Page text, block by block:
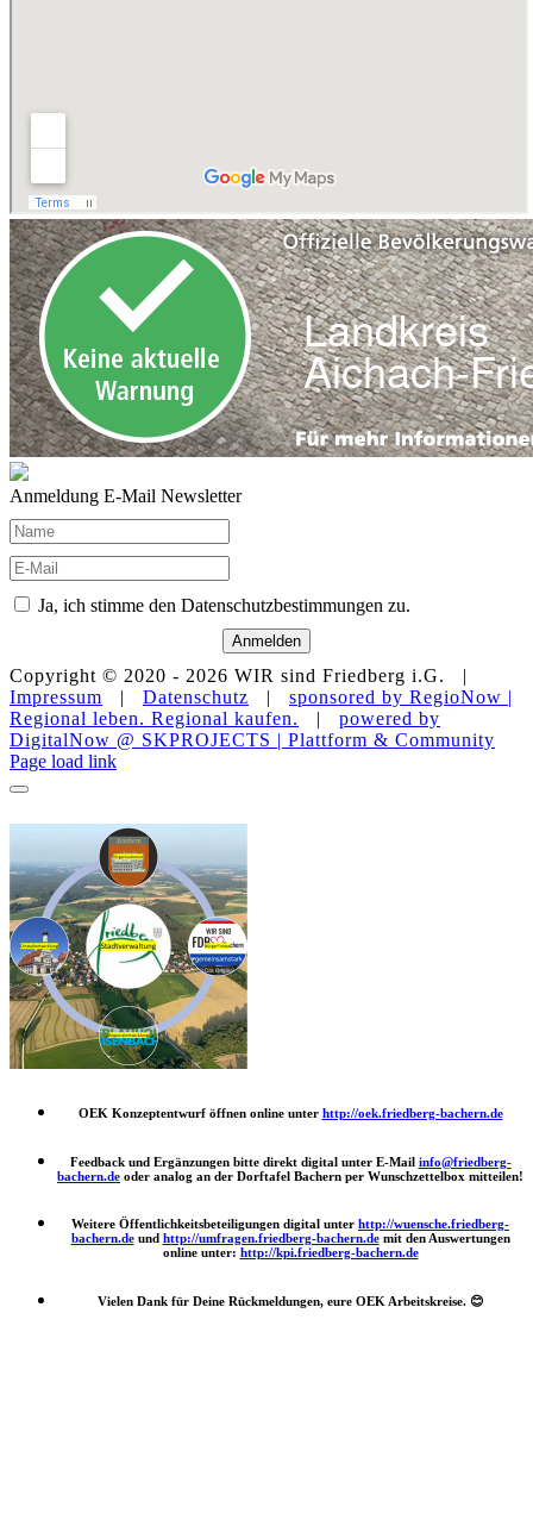
Anmeldung E-Mail Newsletter
Ja, ich stimme den Datenschutzbestimmungen zu.
Anmelden
Copyright © 2020 - 2026 WIR sind Friedberg i.G. |
Impressum | Datenschutz | sponsored by RegioNow |
Regional leben. Regional kaufen.
| powered by
DigitalNow @ SKPROJECTS | Plattform & Community
E-
Mail
WhatsApp
Facebook
Instagram
YouTube
Page load link
OEK Konzeptentwurf öffnen online unter http://oek.friedberg-bachern.de
Feedback und Ergänzungen bitte direkt digital unter E-Mail info@friedberg-
bachern.de oder analog an der Dorftafel Bachern per Wunschzettelbox mitteilen!
Weitere Öffentlichkeitsbeteiligungen digital unter http://wuensche.friedberg-
bachern.deund http://umfragen.friedberg-bachern.de mit den Auswertungen
online unter: http://kpi.friedberg-bachern.de
Vielen Dank für Deine Rückmeldungen, eure OEK Arbeitskreise. 😊